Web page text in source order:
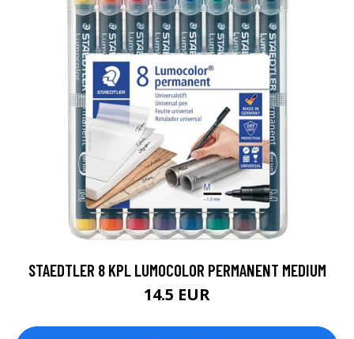
STAEDTLER 8 KPL LUMOCOLOR PERMANENT MEDIUM
14.5 EUR